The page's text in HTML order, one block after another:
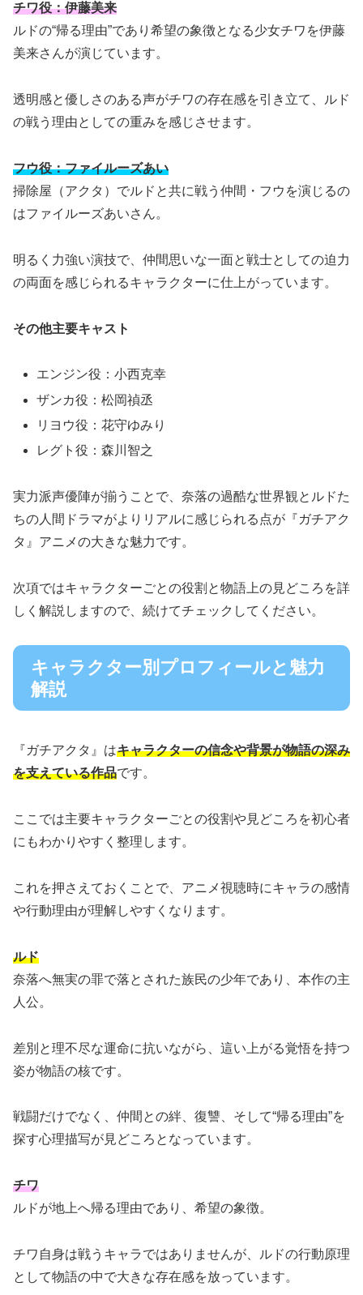
チワ役：伊藤美来
ルドの“帰る理由”であり希望の象徴となる少女チワを伊藤
美来さんが演じています。
透明感と優しさのある声がチワの存在感を引き立て、ルド
の戦う理由としての重みを感じさせます。
フウ役：ファイルーズあい
掃除屋（アクタ）でルドと共に戦う仲間・フウを演じるの
はファイルーズあいさん。
明るく力強い演技で、仲間思いな一面と戦士としての迫力
の両面を感じられるキャラクターに仕上がっています。
その他主要キャスト
エンジン役：小西克幸
ザンカ役：松岡禎丞
リヨウ役：花守ゆみり
レグト役：森川智之
実力派声優陣が揃うことで、奈落の過酷な世界観とルドた
ちの人間ドラマがよりリアルに感じられる点が『ガチアク
タ』アニメの大きな魅力です。
次項ではキャラクターごとの役割と物語上の見どころを詳
しく解説しますので、続けてチェックしてください。
キャラクター別プロフィールと魅力
解説
『ガチアクタ』はキャラクターの信念や背景が物語の深み
を支えている作品です。
ここでは主要キャラクターごとの役割や見どころを初心者
にもわかりやすく整理します。
これを押さえておくことで、アニメ視聴時にキャラの感情
や行動理由が理解しやすくなります。
ルド
奈落へ無実の罪で落とされた族民の少年であり、本作の主
人公。
差別と理不尽な運命に抗いながら、這い上がる覚悟を持つ
姿が物語の核です。
戦闘だけでなく、仲間との絆、復讐、そして“帰る理由”を
探す心理描写が見どころとなっています。
チワ
ルドが地上へ帰る理由であり、希望の象徴。
チワ自身は戦うキャラではありませんが、ルドの行動原理
として物語の中で大きな存在感を放っています。